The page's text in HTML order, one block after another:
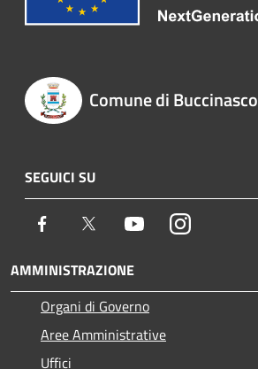
Comune di Buccinasco
SEGUICI SU
Facebook Twitter YoutubeInstagram
AMMINISTRAZIONE
Organi di Governo
Aree Amministrative
Uffici